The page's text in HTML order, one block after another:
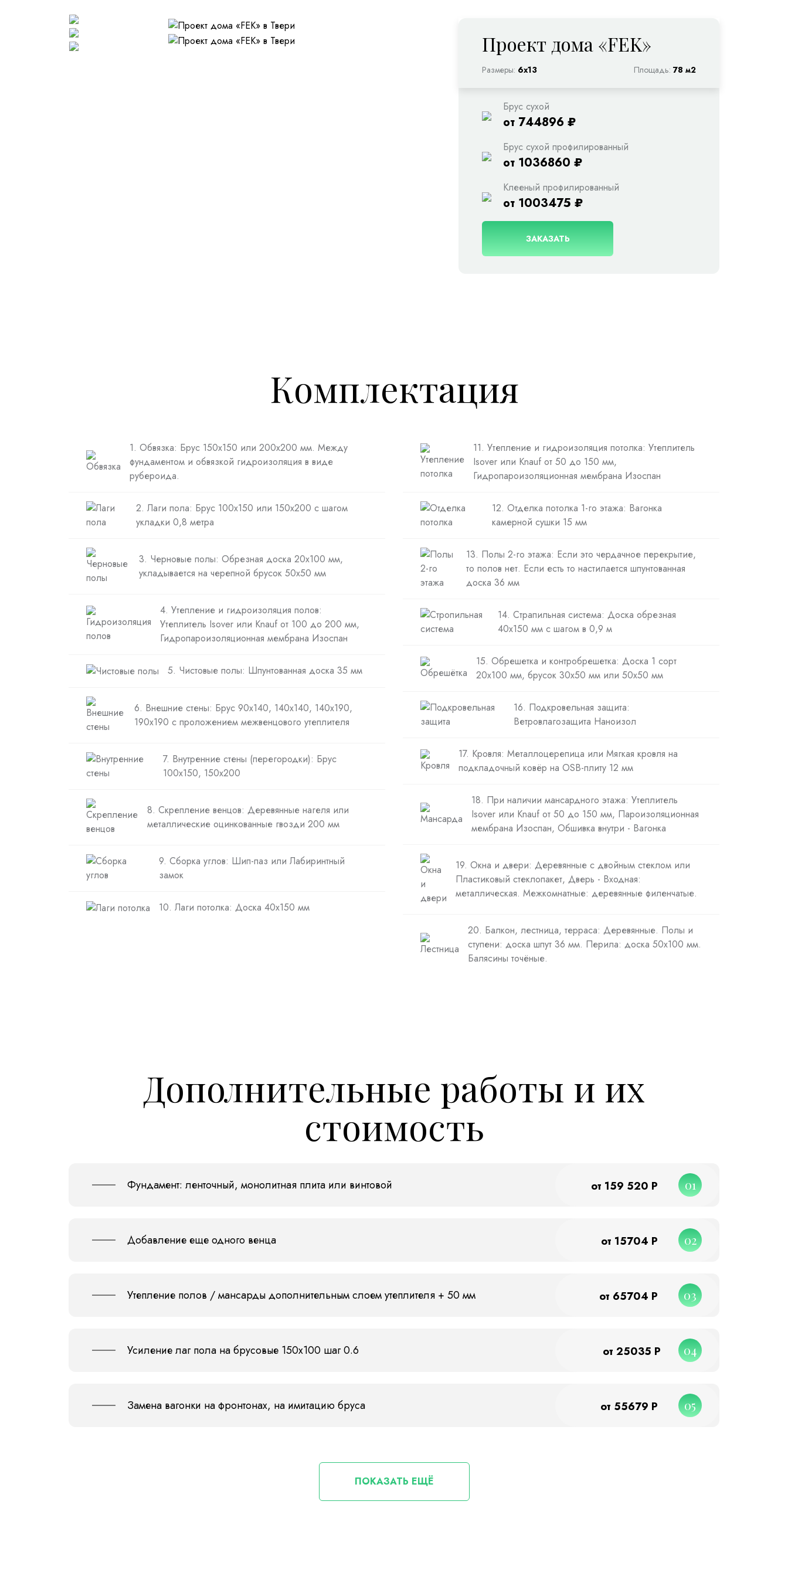
Проект дома «FEK»
Размеры: 6х13 Площадь: 78 м2
Брус сухой
от 744896 ₽
Брус сухой профилированный
от 1036860 ₽
Клееный профилированный
от 1003475 ₽
ЗАКАЗАТЬ
Комплектация
1. Обвязка: Брус 150х150 или 200х200 мм. Между
фундаментом и обвязкой гидроизоляция в виде
рубероида.
2. Лаги пола: Брус 100х150 или 150х200 с шагом
укладки 0,8 метра
3. Черновые полы: Обрезная доска 20х100 мм,
укладывается на черепной брусок 50х50 мм
4. Утепление и гидроизоляция полов:
Утеплитель Isover или Knauf от 100 до 200 мм,
Гидропароизоляционная мембрана Изоспан
5. Чистовые полы: Шпунтованная доска 35 мм
6. Внешние стены: Брус 90х140, 140х140, 140х190,
190х190 с проложением межвенцового утеплителя
7. Внутренние стены (перегородки): Брус
100х150, 150х200
8. Скрепление венцов: Деревянные нагеля или
металлические оцинкованные гвозди 200 мм
9. Сборка углов: Шип-паз или Лабиринтный
замок
10. Лаги потолка: Доска 40х150 мм
11. Утепление и гидроизоляция потолка: Утеплитель
Isover или Knauf от 50 до 150 мм,
Гидропароизоляционная мембрана Изоспан
12. Отделка потолка 1-го этажа: Вагонка
камерной сушки 15 мм
13. Полы 2-го этажа: Если это чердачное перекрытие,
то полов нет. Если есть то настилается шпунтованная
доска 36 мм
14. Страпильная система: Доска обрезная
40х150 мм с шагом в 0,9 м
15. Обрешетка и контробрешетка: Доска 1 сорт
20х100 мм, брусок 30х50 мм или 50х50 мм
16. Подкровельная защита:
Ветровлагозащита Наноизол
17. Кровля: Металлоцерепица или Мягкая кровля на
подкладочный ковёр на OSB-плиту 12 мм
18. При наличии мансардного этажа: Утеплитель
Isover или Knauf от 50 до 150 мм, Пароизоляционная
мембрана Изоспан, Обшивка внутри - Вагонка
19. Окна и двери: Деревянные с двойным стеклом или
Пластиковый стеклопакет, Дверь - Входная:
металлическая. Межкомнатные: деревянные филенчатые.
20. Балкон, лестница, терраса: Деревянные. Полы и
ступени: доска шпут 36 мм. Перила: доска 50х100 мм.
Балясины точёные.
Дополнительные работы и их
стоимость
Фундамент: ленточный, монолитная плита или винтовой от 159 520 Р 01
Добавление еще одного венца от 15704 Р 02
Утепление полов / мансарды дополнительным слоем утеплителя + 50 мм от 65704 Р 03
Усиление лаг пола на брусовые 150х100 шаг 0.6 от 25035 Р 04
Замена вагонки на фронтонах, на имитацию бруса от 55679 Р 05
ПОКАЗАТЬ ЕЩЁ